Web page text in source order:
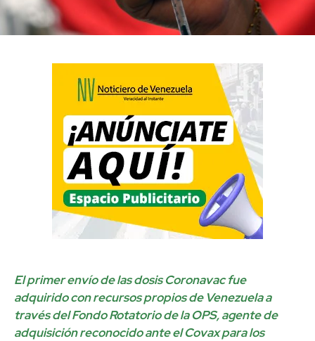
El primer envío de las dosis Coronavac fue
adquirido con recursos propios de Venezuela a
través del Fondo Rotatorio de la OPS, agente de
adquisición reconocido ante el Covax para los